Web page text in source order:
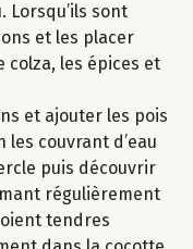
Lorsqu’ils sont
et les placer
colza, les épices et
et ajouter les pois
couvrant d’eau
puis découvrir
régulièrement
tendres